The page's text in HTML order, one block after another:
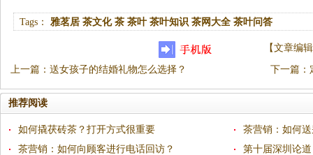
Tags：雅茗居 茶文化 茶 茶叶 茶叶知识 茶网大全 茶叶问答
【文章编辑
上一篇 ： 送女孩子的结婚礼物怎么选择？ 下一篇 ：
推荐阅读
如何撬茯砖茶？打开方式很重要
茶营销：如何
茶营销：如何向顾客进行电话回访？
第十届深圳论